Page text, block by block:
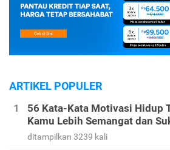
ARTIKEL POPULER
56 Kata-Kata Motivasi Hidup
Kamu Lebih Semangat dan
ditampilkan 3239 kali